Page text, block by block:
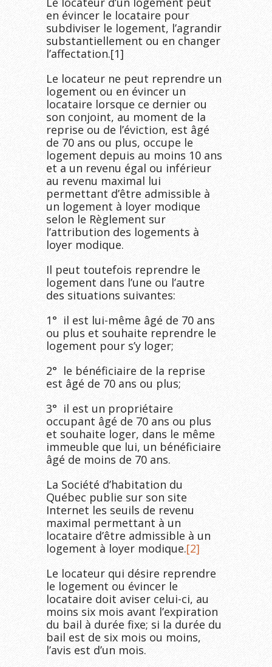
en évincer le locataire pour
subdiviser le logement, l’agrandir
substantiellement ou en changer
l’affectation.[1]
Le locateur ne peut reprendre un
logement ou en évincer un
locataire lorsque ce dernier ou
son conjoint, au moment de la
reprise ou de l’éviction, est âgé
de 70 ans ou plus, occupe le
logement depuis au moins 10 ans
et a un revenu égal ou inférieur
au revenu maximal lui
permettant d’être admissible à
un logement à loyer modique
selon le Règlement sur
l’attribution des logements à
loyer modique.
Il peut toutefois reprendre le
logement dans l’une ou l’autre
des situations suivantes:
1° il est lui-même âgé de 70 ans
ou plus et souhaite reprendre le
logement pour s’y loger;
2° le bénéficiaire de la reprise
est âgé de 70 ans ou plus;
3° il est un propriétaire
occupant âgé de 70 ans ou plus
et souhaite loger, dans le même
immeuble que lui, un bénéficiaire
âgé de moins de 70 ans.
La Société d’habitation du
Québec publie sur son site
Internet les seuils de revenu
maximal permettant à un
locataire d’être admissible à un
logement à loyer modique.[2]
Le locateur qui désire reprendre
le logement ou évincer le
locataire doit aviser celui-ci, au
moins six mois avant l’expiration
du bail à durée fixe; si la durée du
bail est de six mois ou moins,
l’avis est d’un mois.